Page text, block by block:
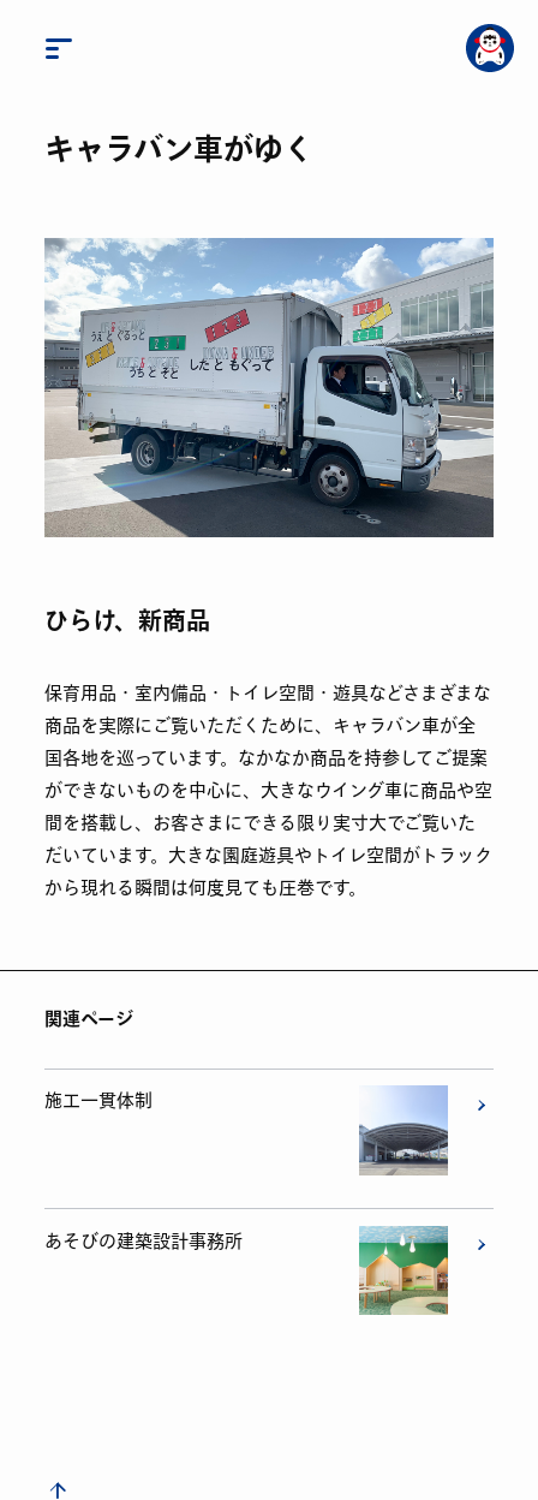
キャラバン車がゆく
ひらけ、新商品
保育用品・室内備品・トイレ空間・遊具などさまざまな
商品を実際にご覧いただくために、キャラバン車が全
国各地を巡っています。なかなか商品を持参してご提案
ができないものを中心に、大きなウイング車に商品や空
間を搭載し、お客さまにできる限り実寸大でご覧いた
だいています。大きな園庭遊具やトイレ空間がトラック
から現れる瞬間は何度見ても圧巻です。
関連ページ
施工一貫体制
あそびの建築設計事務所